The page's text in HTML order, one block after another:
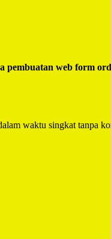
pembuatan web form
waktu singkat tanpa